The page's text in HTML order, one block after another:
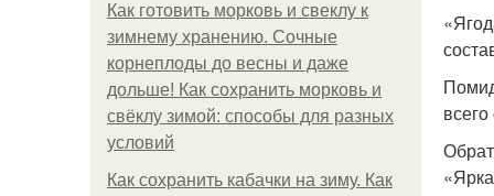
Как готовить морковь и свеклу к
зимнему хранению. Сочные
корнеплоды до весны и даже
дольше! Как сохранить морковь и
свёклу зимой: способы для разных
условий
Как сохранить кабачки на зиму. Как